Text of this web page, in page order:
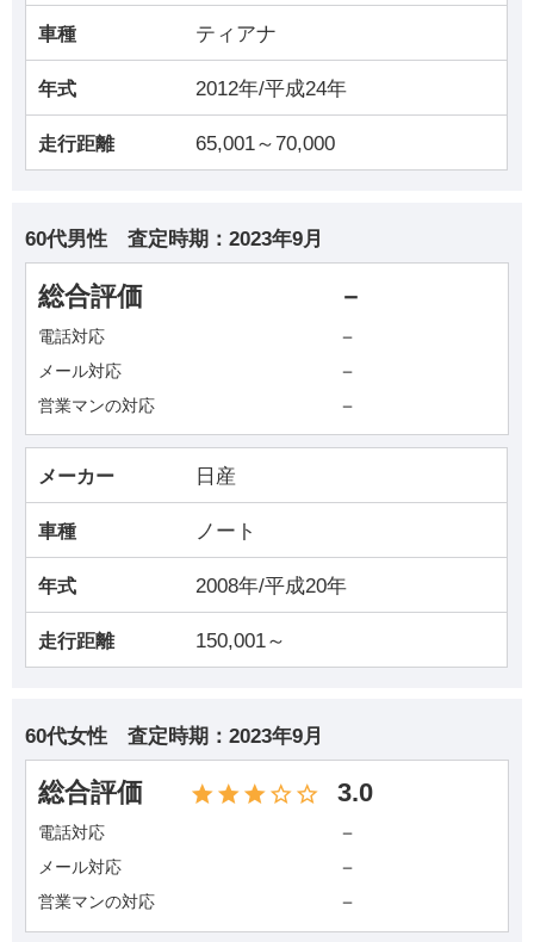
車種 ティアナ
年式 2012年/平成24年
走行距離 65,001～70,000
60代男性 査定時期： 2023年9月
総合評価 －
電話対応 －
メール対応 －
営業マンの対応 －
メーカー 日産
車種 ノート
年式 2008年/平成20年
走行距離 150,001～
60代女性 査定時期： 2023年9月
総合評価 3.0
電話対応 －
メール対応 －
営業マンの対応 －